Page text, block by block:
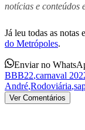
notícias e conteúdos
Já leu todas as notas
do Metrópoles.
Enviar no
BBB22,carnaval
André,Rodoviária,
Ver Comentários